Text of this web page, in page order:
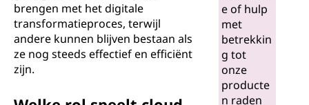
brengen met het digitale
transformatieproces, terwijl
andere kunnen blijven bestaan als
ze nog steeds effectief en efficiënt
zijn.
e of hulp
met
betrekkin
g tot
onze
producte
n raden